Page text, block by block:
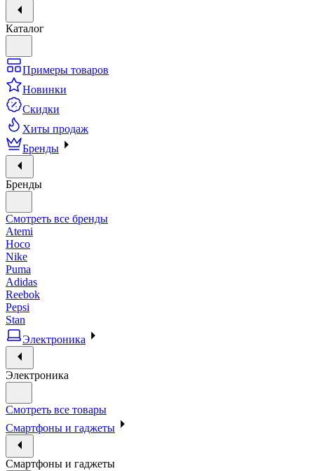
Каталог
Примеры товаров
Новинки
Скидки
Хиты продаж
Бренды
Бренды
Смотреть все бренды
Atemi
Hoco
Nike
Puma
Adidas
Reebok
Pepsi
Stan
Электроника
Электроника
Смотреть все товары
Смартфоны и гаджеты
Смартфоны и гаджеты